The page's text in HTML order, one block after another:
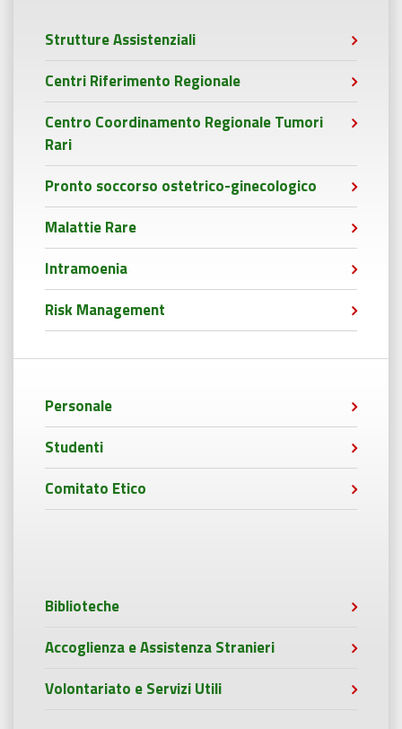
Strutture Assistenziali
Centri Riferimento Regionale
Centro Coordinamento Regionale Tumori
Rari
Pronto soccorso ostetrico-ginecologico
Malattie Rare
Intramoenia
Risk Management
Personale
Studenti
Comitato Etico
Biblioteche
Accoglienza e Assistenza Stranieri
Volontariato e Servizi Utili